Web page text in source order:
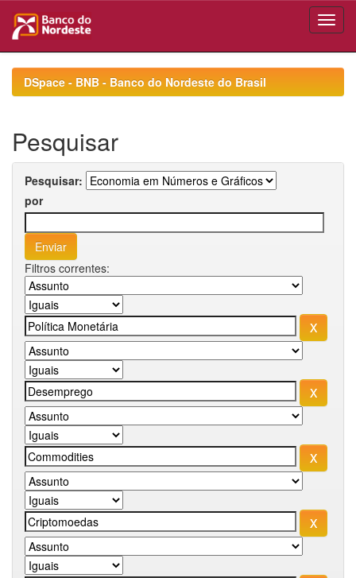
navigationDSpace - BNB - Banco do Nordeste do Brasil
Pesquisar
Pesquisar:
por
Filtros correntes: